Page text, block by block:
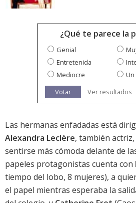
¿Qué te parece la
Genial
Entretenida
Mediocre
Votar
Ver resultados
Las hermanas enfadadas está
Alexandra Leclère, también
sentirse más cómoda delante de
papeles protagonistas cuenta con
tiempo del lobo, 8 mujeres), a
el papel mientras esperaba la